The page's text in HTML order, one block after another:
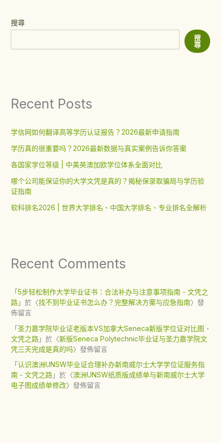
搜尋
搜
尋
Recent Posts
学信网如何翻译高等学历认证报告？2026最新申请指南
学历真的很重要吗？2026最新数据与真实案例告诉你答案
各国家学位等级 | 中美英澳加欧学位体系全面对比
哪个公司能保证你的大学文凭是真的？揭秘保录取骗局与学历验
证指南
软科排名2026 | 世界大学排名、中国大学排名、专业排名全解析
Recent Comments
「 5步轻松制作大学毕业证书：合法补办与注意事项指南 - 文凭之
路」於〈找不到毕业证书怎么办？完整解决方案与应急指南〉發
佈留言
「圣力嘉学院毕业证老版本VS加拿大Seneca新版学位证对比图 -
文凭之路」於〈新版Seneca Polytechnic毕业证与圣力嘉学院文
凭三天完成是真的吗〉發佈留言
「 认识澳洲UNSW毕业证合理补办新南威尔士大学学位证服务指
南 - 文凭之路」於〈澳洲UNSW纸质版成绩单与新南威尔士大学
电子图成绩单修改〉發佈留言